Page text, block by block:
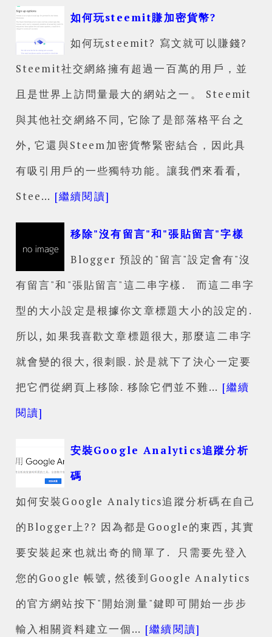
如何玩steemit賺加密貨幣?
如何玩steemit? 寫文就可以賺錢?
Steemit社交網絡擁有超過一百萬的用戶，並
且是世界上訪問量最大的網站之一。 Steemit
與其他社交網絡不同, 它除了是部落格平台之
外, 它還與Steem加密貨幣緊密結合，因此具
有吸引用戶的一些獨特功能。讓我們來看看,
Stee… [繼續閱讀]
移除"沒有留言"和"張貼留言"字樣
Blogger 預設的"留言"設定會有"沒
有留言"和"張貼留言"這二串字樣. 而這二串字
型的大小設定是根據你文章標題大小的設定的.
所以, 如果我喜歡文章標題很大, 那麼這二串字
就會變的很大, 很刺眼. 於是就下了決心一定要
把它們從網頁上移除. 移除它們並不難… [繼續
閱讀]
安裝Google Analytics追蹤分析
碼
如何安裝Google Analytics追蹤分析碼在自己
的Blogger上?? 因為都是Google的東西, 其實
要安裝起來也就出奇的簡單了. 只需要先登入
您的Google 帳號, 然後到Google Analytics
的官方網站按下"開始測量"鍵即可開始一步步
輸入相關資料建立一個… [繼續閱讀]